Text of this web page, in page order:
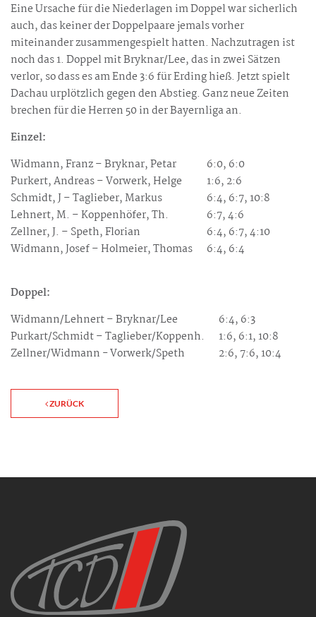
Eine Ursache für die Niederlagen im Doppel war sicherlich
auch, das keiner der Doppelpaare jemals vorher
miteinander zusammengespielt hatten. Nachzutragen ist
noch das 1. Doppel mit Bryknar/Lee, das in zwei Sätzen
verlor, so dass es am Ende 3:6 für Erding hieß. Jetzt spielt
Dachau urplötzlich gegen den Abstieg. Ganz neue Zeiten
brechen für die Herren 50 in der Bayernliga an.
Einzel:
Widmann, Franz – Bryknar, Petar
6:0, 6:0
Purkert, Andreas – Vorwerk, Helge
1:6, 2:6
Schmidt, J – Taglieber, Markus
6:4, 6:7, 10:8
Lehnert, M. – Koppenhöfer, Th.
6:7, 4:6
Zellner, J. – Speth, Florian
6:4, 6:7, 4:10
Widmann, Josef – Holmeier, Thomas
6:4, 6:4
Doppel:
Widmann/Lehnert – Bryknar/Lee
6:4, 6:3
Purkart/Schmidt – Taglieber/Koppenh.
1:6, 6:1, 10:8
Zellner/Widmann - Vorwerk/Speth
2:6, 7:6, 10:4
ZURÜCK